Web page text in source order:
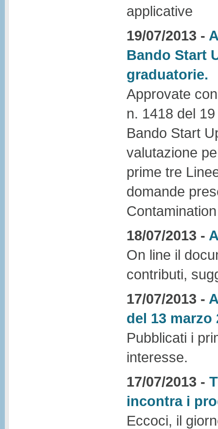
applicative
19/07/2013 -
Bando Start
graduatorie.
Approvate
n. 1418 del
Bando Start
valutazione
prime tre
domande
18/07/2013 -
On line il
contributi,
17/07/2013 -
del 13
Pubblicati i
interesse.
17/07/2013 -
incontra i
Eccoci, il